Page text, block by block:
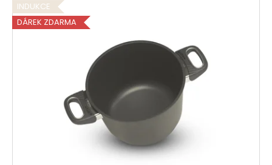
INDUKCE
DÁREK ZDARMA